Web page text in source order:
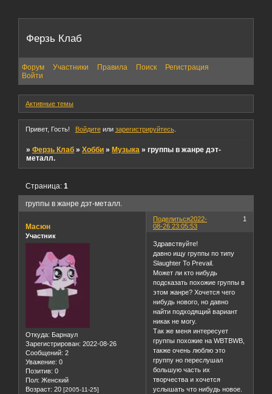
Ферзь Клаб
Форум Участники Правила Поиск
Регистрация
Войти
Активные темы
Привет, Гость! Войдитеили зарегистрируйтесь.
»Ферзь Клаб »Хобби »Музыка »группы в жанре дэт-
металл.
группы в жанре дэт-металл.
Страница:1
Поделиться 1
2022-
08-26 23:05:53
Масюн
Участник
Откуда: Барнаул
Зарегистрирован: 2022-08-26
Сообщений: 2
Уважение: 0
Позитив: 0
Пол: Женский
Возраст: 20 [2005-11-25]
Здравствуйте!
давно ищу группы по типу
Slaughter To Prevail.
Может ли кто нибудь
подсказать похожие группы в
этом жанре? Хочется чего
нибудь нового, но давно
найти подходящий вариант
никак не могу.
Так же меня интересует
группы похожие на WBTBWB,
также очень люблю это
группу но переслушал
большую часть их
творчества и хочется
услышать что нибудь новое.